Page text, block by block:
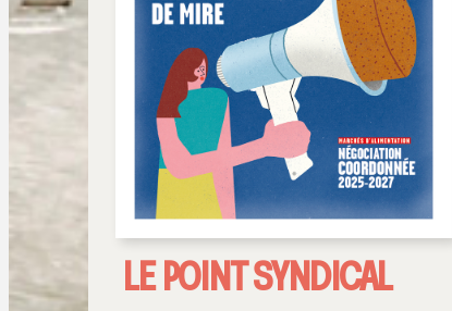
LE POINT SYNDICAL